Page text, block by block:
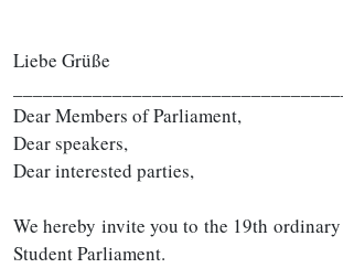
Liebe Grüße
Dear Members of Parliament,
Dear speakers,
Dear interested parties,
We hereby invite you to the 19th
Student Parliament.